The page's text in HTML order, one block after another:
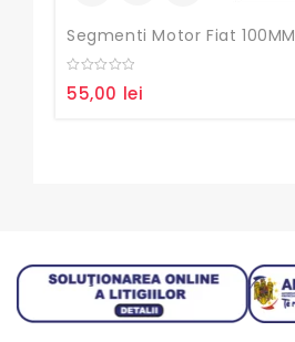
Segmenti Motor Fiat 100MM
out
55,00 lei